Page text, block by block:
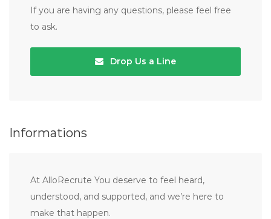
If you are having any questions, please feel free
to ask.
Drop Us a Line
Informations
At AlloRecrute You deserve to feel heard,
understood, and supported, and we’re here to
make that happen.